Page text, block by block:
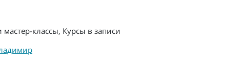
классы, Курсы в записи